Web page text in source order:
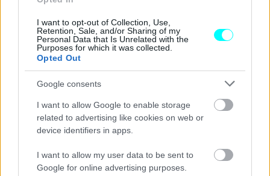
I want to opt-out of Collection, Use,
Retention, Sale, and/or Sharing of my
Personal Data that Is Unrelated with the
Purposes for which it was collected.
Opted Out
Google consents
I want to allow Google to enable storage
related to advertising like cookies on web or
device identifiers in apps.
I want to allow my user data to be sent to
Google for online advertising purposes.
CAR & MOTOR TEAM